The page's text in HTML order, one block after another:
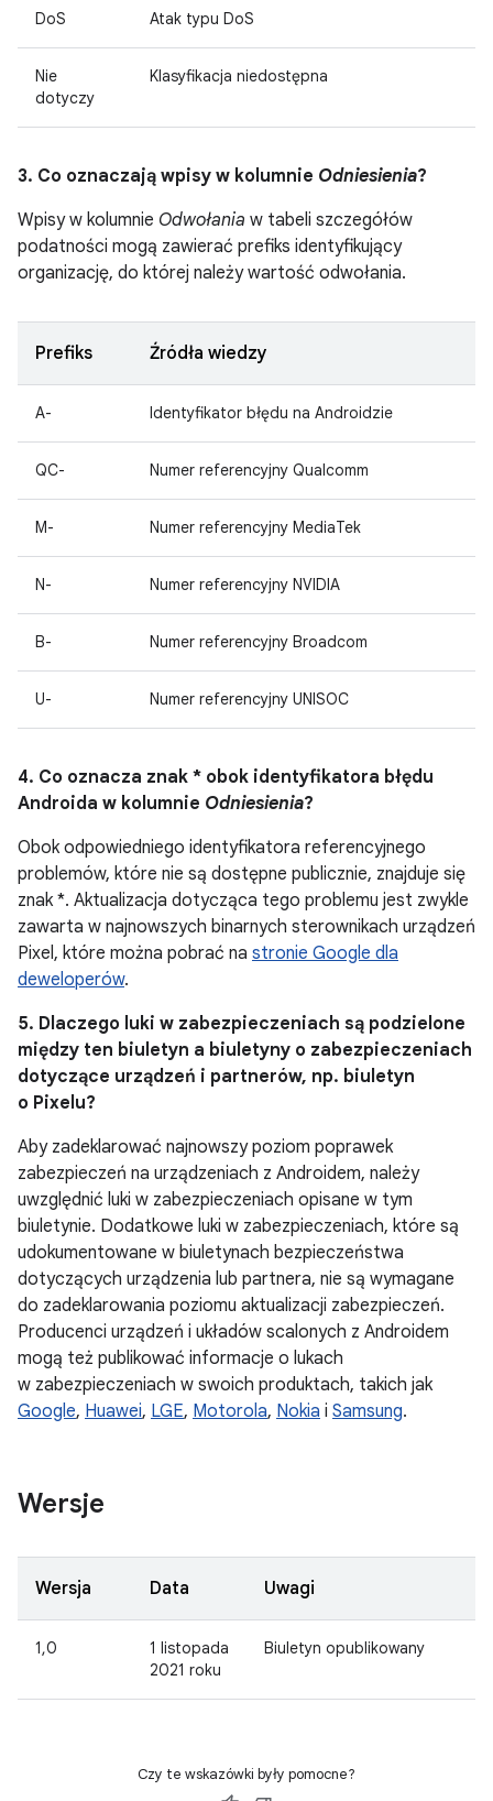
DoS Atak typu DoS
Nie
dotyczy
Klasyfikacja niedostępna
3. Co oznaczają wpisy w kolumnie Odniesienia?
Wpisy w kolumnie Odwołania w tabeli szczegółów
podatności mogą zawierać prefiks identyfikujący
organizację, do której należy wartość odwołania.
Prefiks Źródła wiedzy
A- Identyfikator błędu na Androidzie
QC- Numer referencyjny Qualcomm
M- Numer referencyjny MediaTek
N- Numer referencyjny NVIDIA
B- Numer referencyjny Broadcom
U- Numer referencyjny UNISOC
4. Co oznacza znak * obok identyfikatora błędu
Androida w kolumnie Odniesienia?
Obok odpowiedniego identyfikatora referencyjnego
problemów, które nie są dostępne publicznie, znajduje się
znak *. Aktualizacja dotycząca tego problemu jest zwykle
zawarta w najnowszych binarnych sterownikach urządzeń
Pixel, które można pobrać na stronie Google dla
deweloperów.
5. Dlaczego luki w zabezpieczeniach są podzielone
między ten biuletyn a biuletyny o zabezpieczeniach
dotyczące urządzeń i partnerów, np. biuletyn
o Pixelu?
Aby zadeklarować najnowszy poziom poprawek
zabezpieczeń na urządzeniach z Androidem, należy
uwzględnić luki w zabezpieczeniach opisane w tym
biuletynie. Dodatkowe luki w zabezpieczeniach, które są
udokumentowane w biuletynach bezpieczeństwa
dotyczących urządzenia lub partnera, nie są wymagane
do zadeklarowania poziomu aktualizacji zabezpieczeń.
Producenci urządzeń i układów scalonych z Androidem
mogą też publikować informacje o lukach
w zabezpieczeniach w swoich produktach, takich jak
Google, Huawei, LGE, Motorola, Nokia i Samsung.
Wersje
Wersja Data Uwagi
1,0
1 listopada
2021 roku
Biuletyn opublikowany
Czy te wskazówki były pomocne?